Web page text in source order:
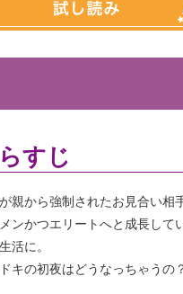
すじ
親から強制されたお見合い相
ンかつエリートへと成長し
活に。
ドキの初夜はどうなっちゃうの